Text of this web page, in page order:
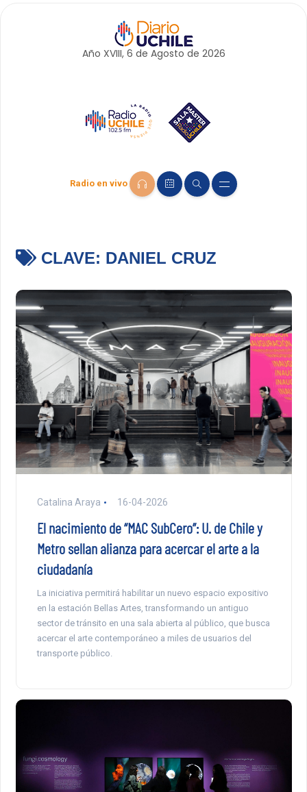
Año XVIII, 6 de Agosto de 2026
Radio en vivo
CLAVE: DANIEL CRUZ
Catalina Araya 16-04-2026
El nacimiento de “MAC SubCero”: U. de Chile y
Metro sellan alianza para acercar el arte a la
ciudadanía
La iniciativa permitirá habilitar un nuevo espacio expositivo
en la estación Bellas Artes, transformando un antiguo
sector de tránsito en una sala abierta al público, que busca
acercar el arte contemporáneo a miles de usuarios del
transporte público.